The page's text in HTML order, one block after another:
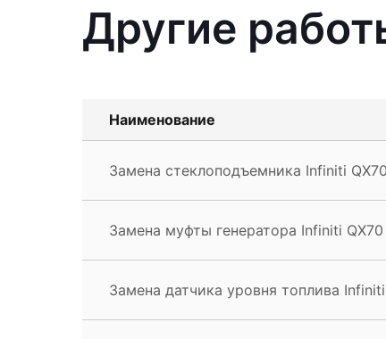
Другие
Наименование
Замена стеклоподъемника Infiniti QX70
Замена муфты генератора Infiniti QX70
Замена датчика уровня топлива